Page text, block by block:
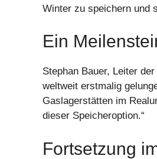
Winter zu speichern und
Ein
Stephan Bauer, Leiter
weltweit erstmalig
Gaslagerstätten im
dieser Speicheroption.“
Fortsetzung